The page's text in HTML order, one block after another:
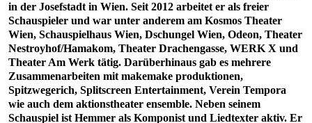
in der Josefstadt in Wien. Seit 2012 arbeitet er als freier
Schauspieler und war unter anderem am Kosmos Theater
Wien, Schauspielhaus Wien, Dschungel Wien, Odeon, Theater
Nestroyhof/Hamakom, Theater Drachengasse, WERK X und
Theater Am Werk tätig. Darüberhinaus gab es mehrere
Zusammenarbeiten mit makemake produktionen,
Spitzwegerich, Splitscreen Entertainment, Verein Tempora
wie auch dem aktionstheater ensemble. Neben seinem
Schauspiel ist Hemmer als Komponist und Liedtexter aktiv. Er